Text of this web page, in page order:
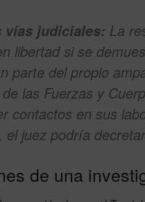
vías judiciales: La
libertad si se
parte del propio
las Fuerzas y
contactos en sus
el juez podría
de una